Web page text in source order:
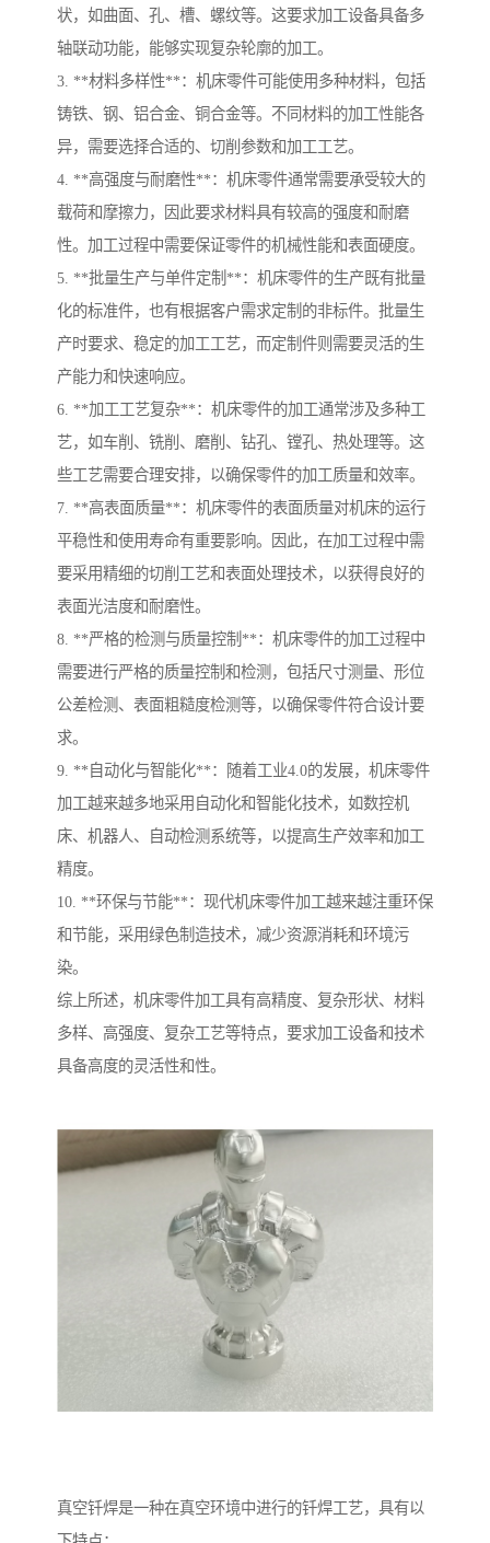
状，如曲面、孔、槽、螺纹等。这要求加工设备具备多
轴联动功能，能够实现复杂轮廓的加工。
3. **材料多样性**：机床零件可能使用多种材料，包括
铸铁、钢、铝合金、铜合金等。不同材料的加工性能各
异，需要选择合适的、切削参数和加工工艺。
4. **高强度与耐磨性**：机床零件通常需要承受较大的
载荷和摩擦力，因此要求材料具有较高的强度和耐磨
性。加工过程中需要保证零件的机械性能和表面硬度。
5. **批量生产与单件定制**：机床零件的生产既有批量
化的标准件，也有根据客户需求定制的非标件。批量生
产时要求、稳定的加工工艺，而定制件则需要灵活的生
产能力和快速响应。
6. **加工工艺复杂**：机床零件的加工通常涉及多种工
艺，如车削、铣削、磨削、钻孔、镗孔、热处理等。这
些工艺需要合理安排，以确保零件的加工质量和效率。
7. **高表面质量**：机床零件的表面质量对机床的运行
平稳性和使用寿命有重要影响。因此，在加工过程中需
要采用精细的切削工艺和表面处理技术，以获得良好的
表面光洁度和耐磨性。
8. **严格的检测与质量控制**：机床零件的加工过程中
需要进行严格的质量控制和检测，包括尺寸测量、形位
公差检测、表面粗糙度检测等，以确保零件符合设计要
求。
9. **自动化与智能化**：随着工业4.0的发展，机床零件
加工越来越多地采用自动化和智能化技术，如数控机
床、机器人、自动检测系统等，以提高生产效率和加工
精度。
10. **环保与节能**：现代机床零件加工越来越注重环保
和节能，采用绿色制造技术，减少资源消耗和环境污
染。
综上所述，机床零件加工具有高精度、复杂形状、材料
多样、高强度、复杂工艺等特点，要求加工设备和技术
具备高度的灵活性和性。
真空钎焊是一种在真空环境中进行的钎焊工艺，具有以